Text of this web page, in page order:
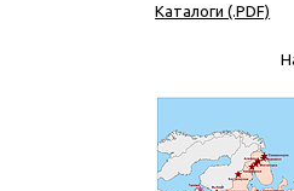
Каталоги (.PDF)